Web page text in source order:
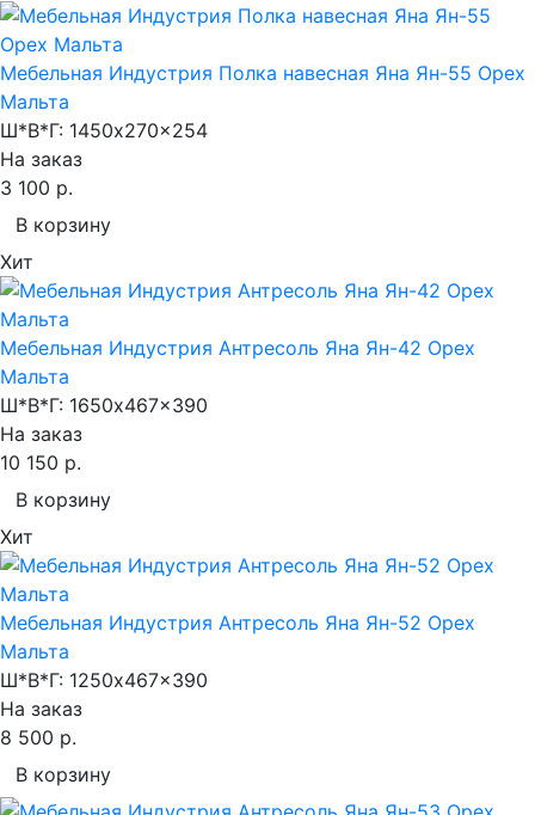
Мебельная Индустрия Полка навесная Яна Ян-55 Орех
Мальта
Ш*В*Г: 1450x270x254
На заказ
3 100 р.
В корзину
Хит
Мебельная Индустрия Антресоль Яна Ян-42 Орех
Мальта
Ш*В*Г: 1650x467x390
На заказ
10 150 р.
В корзину
Хит
Мебельная Индустрия Антресоль Яна Ян-52 Орех
Мальта
Ш*В*Г: 1250x467x390
На заказ
8 500 р.
В корзину